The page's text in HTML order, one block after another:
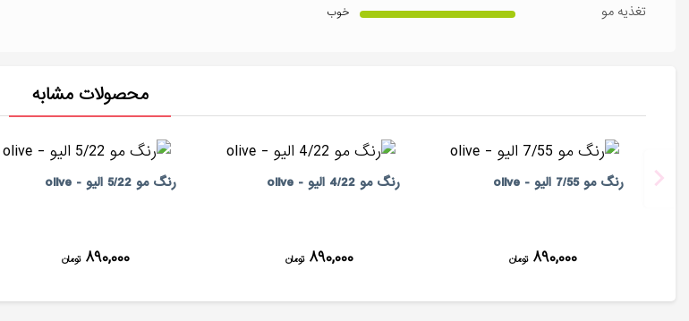
تغذیه مو خوب
محصولات مشابه
رنگ مو 7/55 الیو - olive
۸۹۰,۰۰۰ تومان
رنگ مو 4/22 الیو - olive
۸۹۰,۰۰۰ تومان
رنگ مو 5/22 الیو - olive
۸۹۰,۰۰۰ تومان